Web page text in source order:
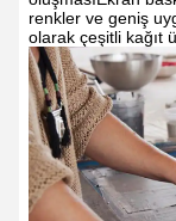
renkler ve geniş
olarak çeşitli kağıt